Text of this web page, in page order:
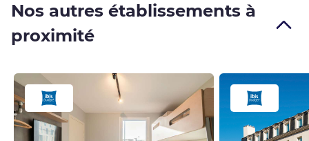
Nos autres établissements à
proximité